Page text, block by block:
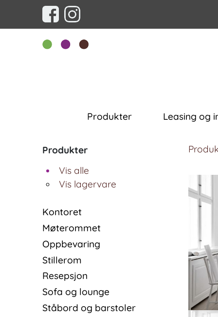
Produkter Leasing og
Produkter
Vis alle
Vis lagervare
Kontoret
Møterommet
Oppbevaring
Stillerom
Resepsjon
Sofa og lounge
Ståbord og barstoler